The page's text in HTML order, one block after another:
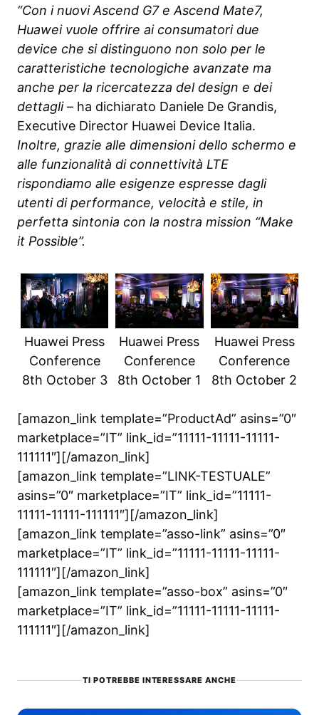
“Con i nuovi Ascend G7 e Ascend Mate7,
Huawei vuole offrire ai consumatori due
device che si distinguono non solo per le
caratteristiche tecnologiche avanzate ma
anche per la ricercatezza del design e dei
dettagli– ha dichiarato Daniele De Grandis,
Executive Director Huawei Device Italia.
Inoltre, grazie alle dimensioni dello schermo e
alle funzionalità di connettività LTE
rispondiamo alle esigenze espresse dagli
utenti di performance, velocità e stile, in
perfetta sintonia con la nostra mission “Make
it Possible”.
Huawei Press
Conference
8th October 3
Huawei Press
Conference
8th October 1
Huawei Press
Conference
8th October 2
[amazon_link template=”ProductAd” asins=”0″
marketplace=”IT” link_id=”11111-11111-11111-
111111″][/amazon_link]
[amazon_link template=”LINK-TESTUALE”
asins=”0″ marketplace=”IT” link_id=”11111-
11111-11111-111111″][/amazon_link]
[amazon_link template=”asso-link” asins=”0″
marketplace=”IT” link_id=”11111-11111-11111-
111111″][/amazon_link]
[amazon_link template=”asso-box” asins=”0″
marketplace=”IT” link_id=”11111-11111-11111-
111111″][/amazon_link]
TI POTREBBE INTERESSARE ANCHE